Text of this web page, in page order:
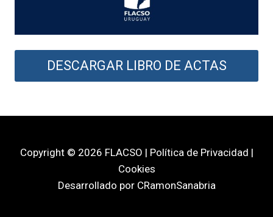
DESCARGAR LIBRO DE ACTAS
Copyright © 2026 FLACSO | Política de Privacidad |
Cookies
Desarrollado por CRamonSanabria